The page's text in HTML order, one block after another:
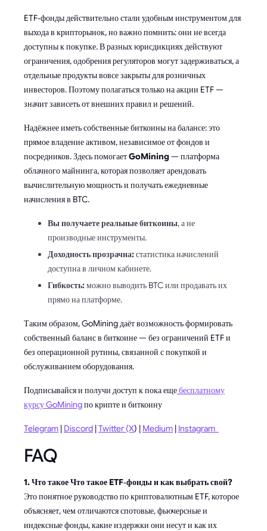
ETF‑фонды действительно стали удобным инструментом для
выхода в крипторынок, но важно помнить: они не всегда
доступны к покупке. В разных юрисдикциях действуют
ограничения, одобрения регуляторов могут задерживаться, а
отдельные продукты вовсе закрыты для розничных
инвесторов. Поэтому полагаться только на акции ETF —
значит зависеть от внешних правил и решений.
Надёжнее иметь собственные биткоины на балансе: это
прямое владение активом, независимое от фондов и
посредников. Здесь помогаетGoMining— платформа
облачного майнинга, которая позволяет арендовать
вычислительную мощность и получать ежедневные
начисления в BTC.
Вы получаете реальные биткоины, а не
производные инструменты.
Доходность прозрачна:статистика начислений
доступна в личном кабинете.
Гибкость:можно выводить BTC или продавать их
прямо на платформе.
Таким образом, GoMining даёт возможность формировать
собственный баланс в биткоине — без ограничений ETF и
без операционной рутины, связанной с покупкой и
обслуживанием оборудования.
Подписывайся и получи доступ к пока ещебесплатному
курсу GoMiningпо крипте и биткоину
Telegram | Discord |Twitter (X) | Medium | Instagram
FAQ
1. Что такое Что такое ETF‑фонды и как выбрать свой?
Это понятное руководство по криптовалютным ETF, которое
объясняет, чем отличаются спотовые, фьючерсные и
индексные фонды, какие издержки они несут и как их